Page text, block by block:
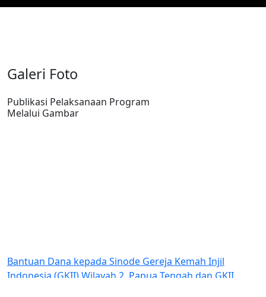
Galeri Foto
Publikasi Pelaksanaan Program
Melalui Gambar
Dana kepada Sinode Gereja Kemah Injil
(GKII) Wilayah 2, Papua Tengah dan GKII